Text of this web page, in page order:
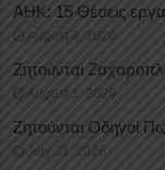
ΑΗΚ: 15 Θέσεις
August 3, 2026
Ζητούνται
August 1, 2026
Ζητούνται Οδηγοί
July 31, 2026